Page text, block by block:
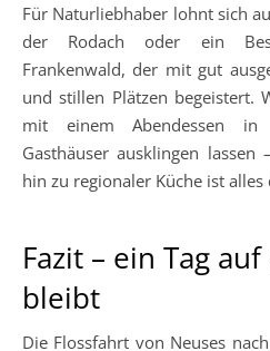
Für Naturliebhaber lohnt sich
der Rodach oder ein
Frankenwald, der mit gut
und stillen Plätzen begeistert.
mit einem Abendessen in
Gasthäuser ausklingen
hin zu regionaler Küche ist alles
Fazit – ein Tag
bleibt
Die Flossfahrt von Neuses